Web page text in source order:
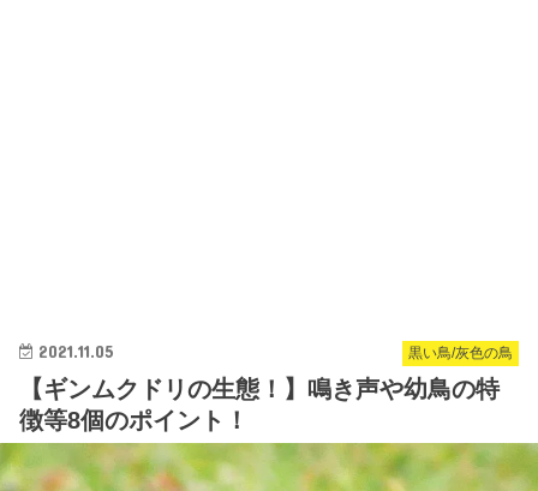
黒い鳥/灰色の鳥
2021.11.05
【ギンムクドリの生態！】鳴き声や幼鳥の特
徴等8個のポイント！